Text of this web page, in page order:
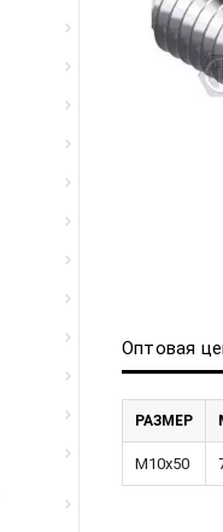
Оптовая
РАЗМЕР
M10x50